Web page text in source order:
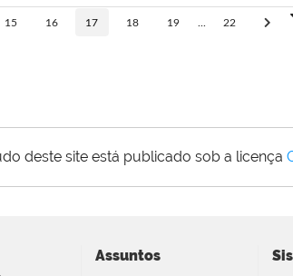
15 16 17 18 19 22
deste site está publicado sob a licença
Assuntos